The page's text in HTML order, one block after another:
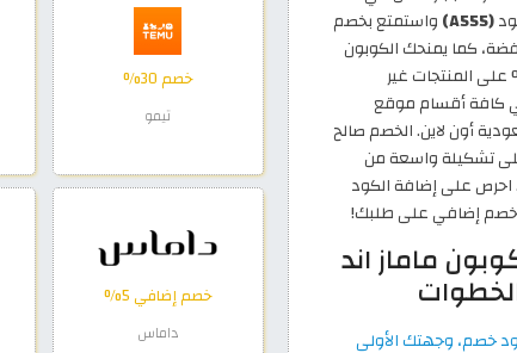
خصم 30%
تيمو
خصم إضافي 5%
داماس
(A555)
واستمتع بخصم
كما يمنحك الكوبون
7% على المنتجات غير
كافة أقسام موقع
أون لاين. الخصم صالح
على تشكيلة واسعة من
احرص على إضافة الكود
خصم إضافي على طلبك!
ماماز اند
خصم، وجهتك الأولى